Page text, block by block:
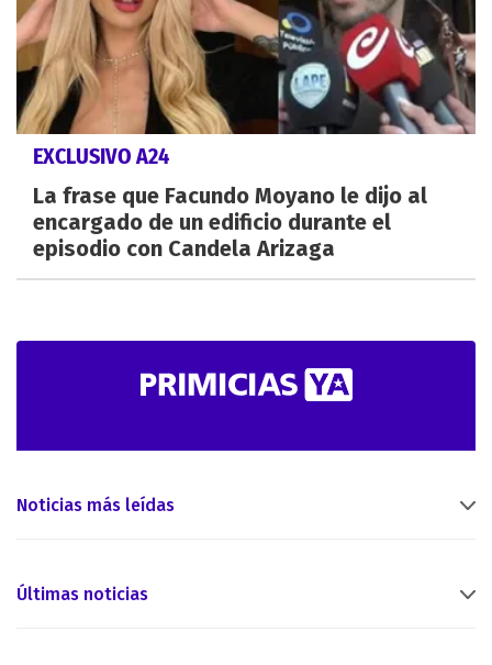
EXCLUSIVO A24
La frase que Facundo Moyano le dijo al
encargado de un edificio durante el
episodio con Candela Arizaga
Noticias más leídas
Últimas noticias